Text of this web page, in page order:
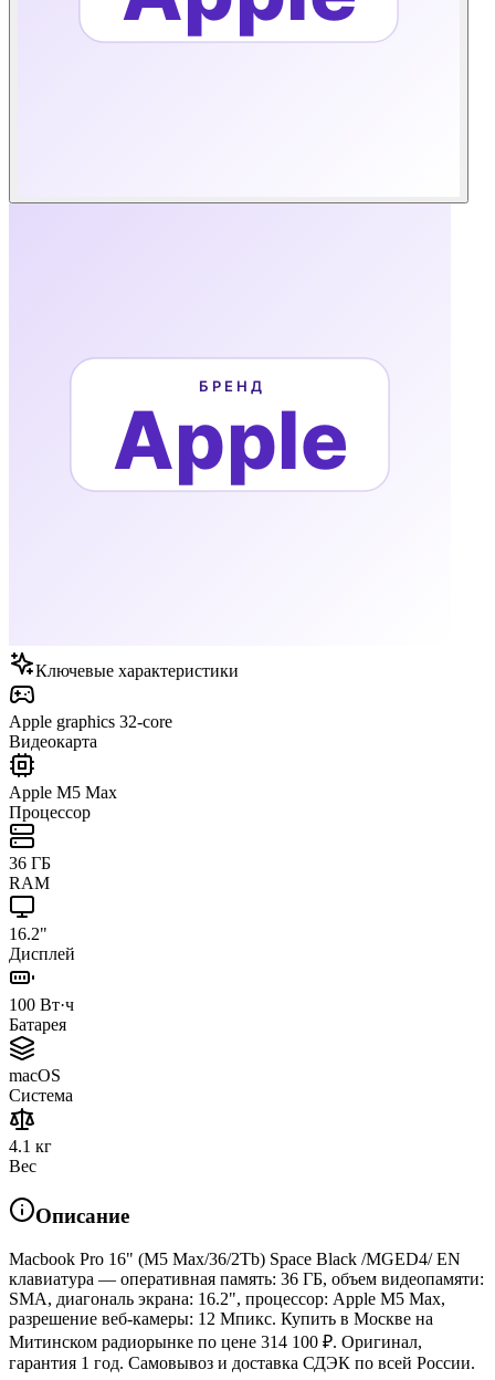
Ключевые характеристики
Apple graphics 32-core
Видеокарта
Apple M5 Max
Процессор
36 ГБ
RAM
16.2"
Дисплей
100 Вт·ч
Батарея
macOS
Система
4.1 кг
Вес
Описание
Macbook Pro 16" (M5 Max/36/2Tb) Space Black /MGED4/ EN
клавиатура — оперативная память: 36 ГБ, объем видеопамяти:
SMA, диагональ экрана: 16.2", процессор: Apple M5 Max,
разрешение веб-камеры: 12 Мпикс. Купить в Москве на
Митинском радиорынке по цене 314 100 ₽. Оригинал,
гарантия 1 год. Самовывоз и доставка СДЭК по всей России.